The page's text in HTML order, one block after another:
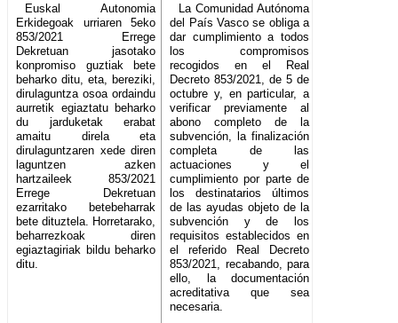
Euskal Autonomia
Erkidegoak urriaren 5eko
853/2021 Errege
Dekretuan jasotako
konpromiso guztiak bete
beharko ditu, eta, bereziki,
dirulaguntza osoa ordaindu
aurretik egiaztatu beharko
du jarduketak erabat
amaitu direla eta
dirulaguntzaren xede diren
laguntzen azken
hartzaileek 853/2021
Errege Dekretuan
ezarritako betebeharrak
bete dituztela. Horretarako,
beharrezkoak diren
egiaztagiriak bildu beharko
ditu.
La Comunidad Autónoma
del País Vasco se obliga a
dar cumplimiento a todos
los compromisos
recogidos en el Real
Decreto 853/2021, de 5 de
octubre y, en particular, a
verificar previamente al
abono completo de la
subvención, la finalización
completa de las
actuaciones y el
cumplimiento por parte de
los destinatarios últimos
de las ayudas objeto de la
subvención y de los
requisitos establecidos en
el referido Real Decreto
853/2021, recabando, para
ello, la documentación
acreditativa que sea
necesaria.